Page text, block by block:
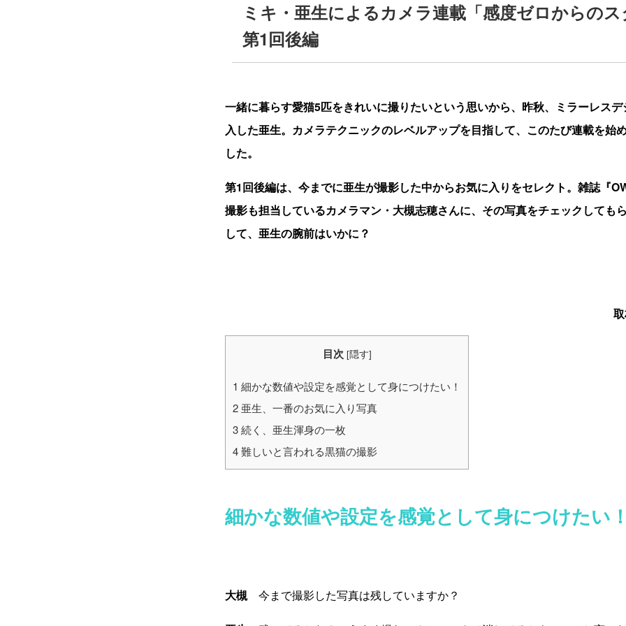
ミキ・亜生によるカメラ連載「感度ゼロからのス
第1回後編
一緒に暮らす愛猫5匹をきれいに撮りたいという思いから、昨秋、ミラーレス
入した亜生。カメラテクニックのレベルアップを目指して、このたび連載を始
した。
第1回後編は、今までに亜生が撮影した中からお気に入りをセレクト。雑誌『
撮影も担当しているカメラマン・大槻志穂さんに、その写真をチェックしても
して、亜生の腕前はいかに？
目次 [隠す]
1 細かな数値や設定を感覚として身につけたい！
2 亜生、一番のお気に入り写真
3続く、亜生渾身の一枚
4難しいと言われる黒猫の撮影
細かな数値や設定を感覚として身につけたい！
大槻今まで撮影した写真は残していますか？